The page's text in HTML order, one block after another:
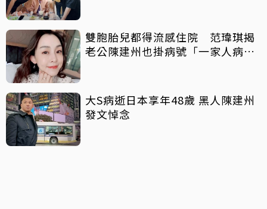
雙胞胎兒都得流感住院 范瑋琪揭
老公陳建州也掛病號「一家人病懨
大S病逝日本享年48歲 黑人陳建州
發文悼念